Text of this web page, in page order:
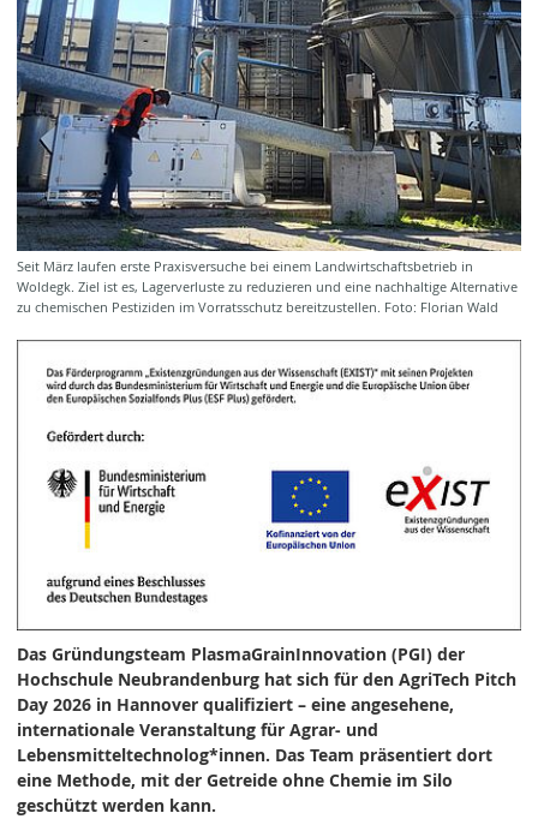
Seit März laufen erste Praxisversuche bei einem Landwirtschaftsbetrieb in
Woldegk. Ziel ist es, Lagerverluste zu reduzieren und eine nachhaltige Alternative
zu chemischen Pestiziden im Vorratsschutz bereitzustellen. Foto: Florian Wald
Das Gründungsteam PlasmaGrainInnovation (PGI) der
Hochschule Neubrandenburg hat sich für den AgriTech Pitch
Day 2026 in Hannover qualifiziert – eine angesehene,
internationale Veranstaltung für Agrar- und
Lebensmitteltechnolog*innen. Das Team präsentiert dort
eine Methode, mit der Getreide ohne Chemie im Silo
geschützt werden kann.